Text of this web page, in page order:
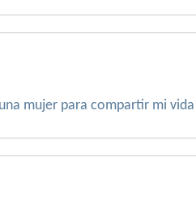
mujer para compartir mi vida